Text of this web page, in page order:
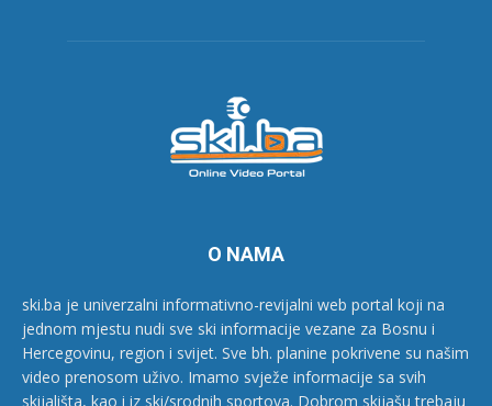
O NAMA
ski.ba je univerzalni informativno-revijalni web portal koji na
jednom mjestu nudi sve ski informacije vezane za Bosnu i
Hercegovinu, region i svijet. Sve bh. planine pokrivene su našim
video prenosom uživo. Imamo svježe informacije sa svih
skijališta, kao i iz ski/srodnih sportova. Dobrom skijašu trebaju